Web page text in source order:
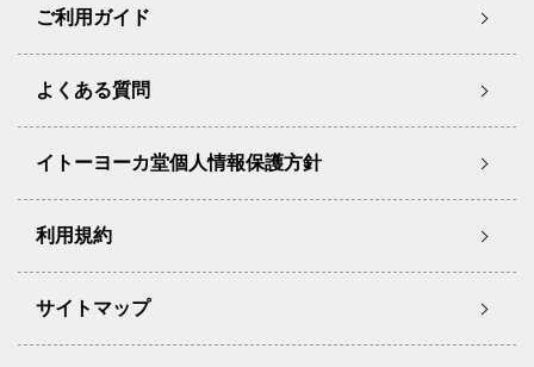
ご利用ガイド
よくある質問
イトーヨーカ堂個人情報保護方針
利用規約
サイトマップ